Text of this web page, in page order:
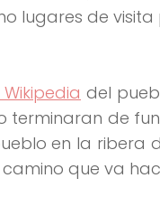
lugares de
del
de
en la ribera
que va